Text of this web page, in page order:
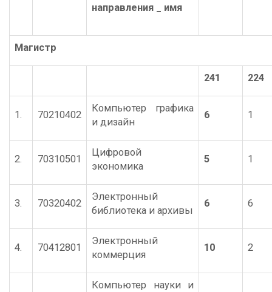
направления _ имя
Магистр
241 224
1. 70210402
Компьютер графика
и дизайн
6 1
2. 70310501
Цифровой
экономика
5 1
3. 70320402
Электронный
библиотека и архивы
6 6
4. 70412801
Электронный
коммерция
10 2
Компьютер науки и